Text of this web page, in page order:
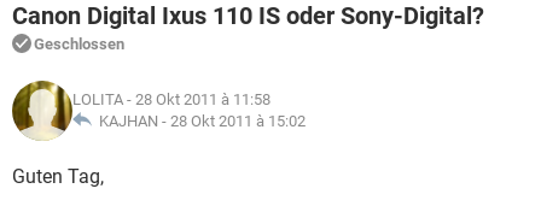
WHATSAPP TIKTOK
FACEBOOK
WINDOWS 10
WHATSAPP
FACEBOOK HARDWARE
SPIELE STREAMING
ANDROID
WINDOWS 10
WHATSAPP
FACEBOOK
FORUM
SPIELE
ANDROID IOS
LEXIKON
SPIELE
ANDROID
Canon Digital Ixus 110 IS oder Sony-Digital?
Geschlossen
LOLITA - 28 Okt 2011 à 11:58
KAJHAN - 28 Okt 2011 à 15:02
Guten Tag,